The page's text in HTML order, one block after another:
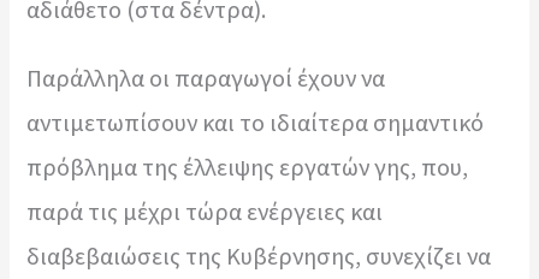
αδιάθετο (στα δέντρα).
Παράλληλα οι παραγωγοί έχουν να
αντιμετωπίσουν και το ιδιαίτερα σημαντικό
πρόβλημα της έλλειψης εργατών γης, που,
παρά τις μέχρι τώρα ενέργειες και
διαβεβαιώσεις της Κυβέρνησης, συνεχίζει να